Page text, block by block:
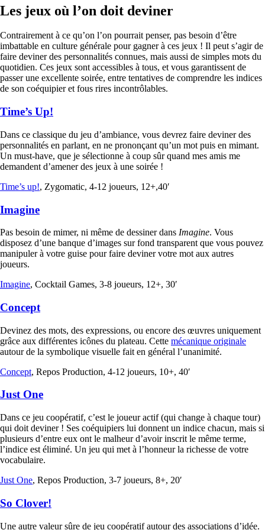
Les jeux où l’on doit deviner
Contrairement à ce qu’on l’on pourrait penser, pas besoin d’être
imbattable en culture générale pour gagner à ces jeux ! Il peut s’agir de
faire deviner des personnalités connues, mais aussi de simples mots du
quotidien. Ces jeux sont accessibles à tous, et vous garantissent de
passer une excellente soirée, entre tentatives de comprendre les indices
de son coéquipier et fous rires incontrôlables.
Time’s Up!
Dans ce classique du jeu d’ambiance, vous devrez faire deviner des
personnalités en parlant, en ne prononçant qu’un mot puis en mimant.
Un must-have, que je sélectionne à coup sûr quand mes amis me
demandent d’amener des jeux à une soirée !
Time’s up!, Zygomatic, 4-12 joueurs, 12+,40′
Imagine
Pas besoin de mimer, ni même de dessiner dans Imagine. Vous
disposez d’une banque d’images sur fond transparent que vous pouvez
manipuler à votre guise pour faire deviner votre mot aux autres
joueurs.
Imagine, Cocktail Games, 3-8 joueurs, 12+, 30′
Concept
Devinez des mots, des expressions, ou encore des œuvres uniquement
grâce aux différentes icônes du plateau. Cette mécanique originale
autour de la symbolique visuelle fait en général l’unanimité.
Concept, Repos Production, 4-12 joueurs, 10+, 40′
Just One
Dans ce jeu coopératif, c’est le joueur actif (qui change à chaque tour)
qui doit deviner ! Ses coéquipiers lui donnent un indice chacun, mais si
plusieurs d’entre eux ont le malheur d’avoir inscrit le même terme,
l’indice est éliminé. Un jeu qui met à l’honneur la richesse de votre
vocabulaire.
Just One, Repos Production, 3-7 joueurs, 8+, 20′
So Clover!
Une autre valeur sûre de jeu coopératif autour des associations d’idée.